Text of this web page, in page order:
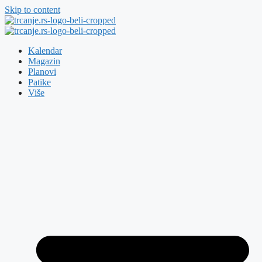
Skip to content
Kalendar
Magazin
Planovi
Patike
Više